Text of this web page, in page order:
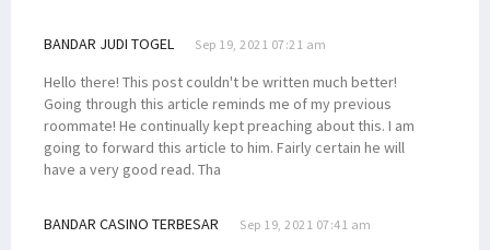
BANDAR JUDI TOGEL Sep 19, 2021 07:21 am
Hello there! This post couldn't be written much better!
Going through this article reminds me of my previous
roommate! He continually kept preaching about this. I am
going to forward this article to him. Fairly certain he will
have a very good read. Tha
BANDAR CASINO TERBESAR Sep 19, 2021 07:41 am